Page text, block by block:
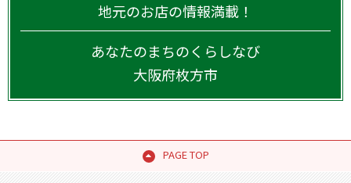
地元のお店の情報満載！
あなたのまちのくらしなび
大阪府枚方市
PAGE TOP